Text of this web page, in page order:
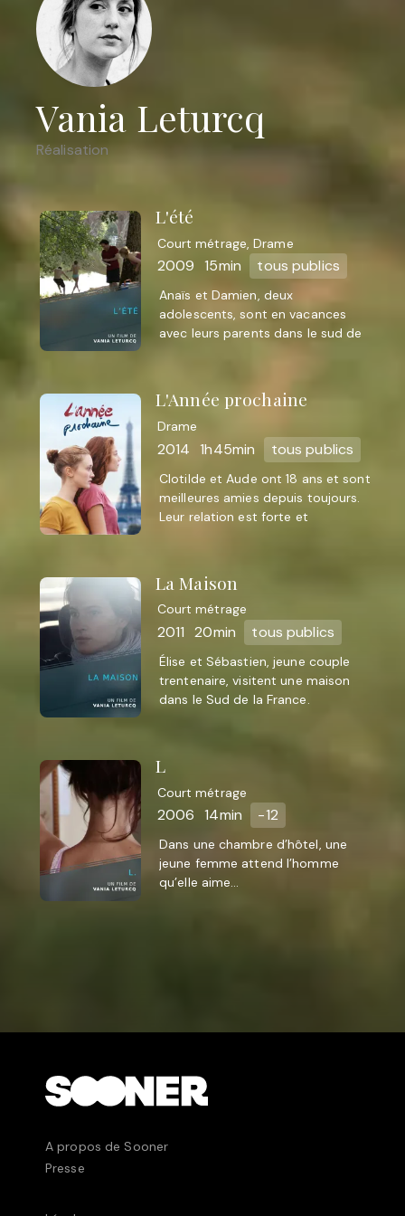
Vania Leturcq
Réalisation
L'été
Court métrage, Drame
2009 15min tous publics
Anaïs et Damien, deux
adolescents, sont en vacances
avec leurs parents dans le sud de
L'Année prochaine
Drame
2014 1h45min tous publics
Clotilde et Aude ont 18 ans et sont
meilleures amies depuis toujours.
Leur relation est forte et
La Maison
Court métrage
2011 20min tous publics
Élise et Sébastien, jeune couple
trentenaire, visitent une maison
dans le Sud de la France.
L
Court métrage
2006 14min -12
Dans une chambre d’hôtel, une
jeune femme attend l’homme
qu’elle aime...
A propos de Sooner
Presse